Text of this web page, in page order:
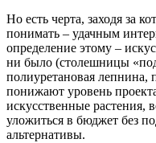
Но есть черта, заходя за
понимать – удачным
определение этому –
ни было (столешницы
полиуретановая лепнина,
понижают уровень
искусственные растения,
уложиться в бюджет без
альтернативы.